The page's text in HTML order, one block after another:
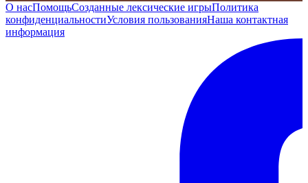
О насПомощьСозданные лексические игрыПолитика
конфиденциальностиУсловия пользованияНаша контактная
информация